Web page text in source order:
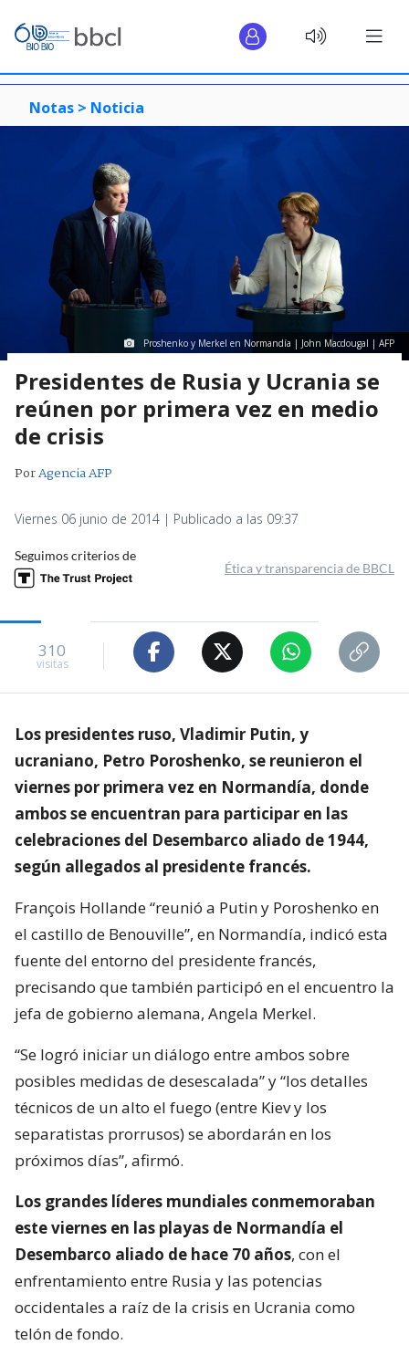
Notas > Noticia
Proshenko y Merkel en Normandía | John Macdougal | AFP
Presidentes de Rusia y Ucrania se
reúnen por primera vez en medio
de crisis
PorAgencia AFP
Viernes 06 junio de 2014 | Publicado a las 09:37
Seguimos criterios de
Ética y transparencia de BBCL
310
visitas
Los presidentes ruso, Vladimir Putin, y
ucraniano, Petro Poroshenko, se reunieron el
viernes por primera vez en Normandía, donde
ambos se encuentran para participar en las
celebraciones del Desembarco aliado de 1944,
según allegados al presidente francés.
François Hollande “reunió a Putin y Poroshenko en
el castillo de Benouville”, en Normandía, indicó esta
fuente del entorno del presidente francés,
precisando que también participó en el encuentro la
jefa de gobierno alemana, Angela Merkel.
“Se logró iniciar un diálogo entre ambos sobre
posibles medidas de desescalada” y “los detalles
técnicos de un alto el fuego (entre Kiev y los
separatistas prorrusos) se abordarán en los
próximos días”, afirmó.
Los grandes líderes mundiales conmemoraban
este viernes en las playas de Normandía el
Desembarco aliado de hace 70 años, con el
enfrentamiento entre Rusia y las potencias
occidentales a raíz de la crisis en Ucrania como
telón de fondo.